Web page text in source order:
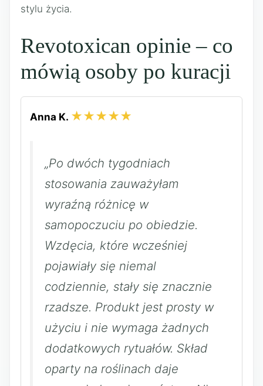
stylu życia.
Revotoxican opinie – co
mówią osoby po kuracji
Anna K. ★★★★★
„Po dwóch tygodniach
stosowania zauważyłam
wyraźną różnicę w
samopoczuciu po obiedzie.
Wzdęcia, które wcześniej
pojawiały się niemal
codziennie, stały się znacznie
rzadsze. Produkt jest prosty w
użyciu i nie wymaga żadnych
dodatkowych rytuałów. Skład
oparty na roślinach daje